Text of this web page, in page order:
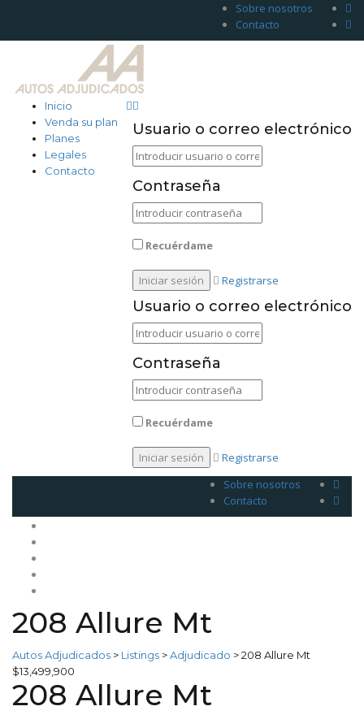
Sobre nosotros
Contacto
Usuario o correo electrónico
Contraseña
Recuérdame
Registrarse
Usuario o correo electrónico
Contraseña
Recuérdame
Registrarse
Inicio
Venda su plan
Planes
Legales
Contacto
Sobre nosotros
Contacto
208 Allure Mt
Autos Adjudicados > Listings >Adjudicado >208 Allure Mt
$13,499,900
208 Allure Mt